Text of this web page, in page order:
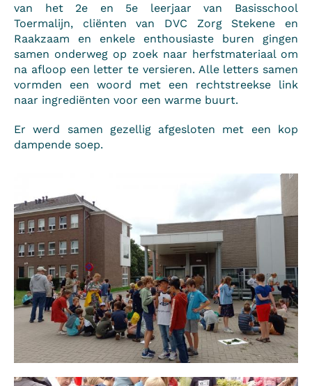
van het 2e en 5e leerjaar van Basisschool
Toermalijn, cliënten van DVC Zorg Stekene en
Raakzaam en enkele enthousiaste buren gingen
samen onderweg op zoek naar herfstmateriaal om
na afloop een letter te versieren. Alle letters samen
vormden een woord met een rechtstreekse link
naar ingrediënten voor een warme buurt.
Er werd samen gezellig afgesloten met een kop
dampende soep.